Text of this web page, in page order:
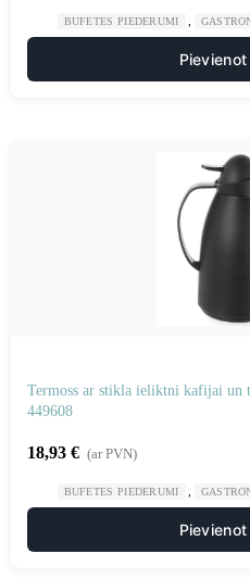
BUFETES PIEDERUMI
Termoss ar stikla ieliktni kafijai un
449608
18,93 € (ar PVN)
BUFETES PIEDERUMI